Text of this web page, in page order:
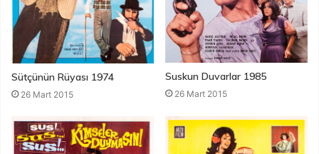
Sütçünün Rüyası 1974
26 Mart 2015
Suskun Duvarlar 1985
26 Mart 2015